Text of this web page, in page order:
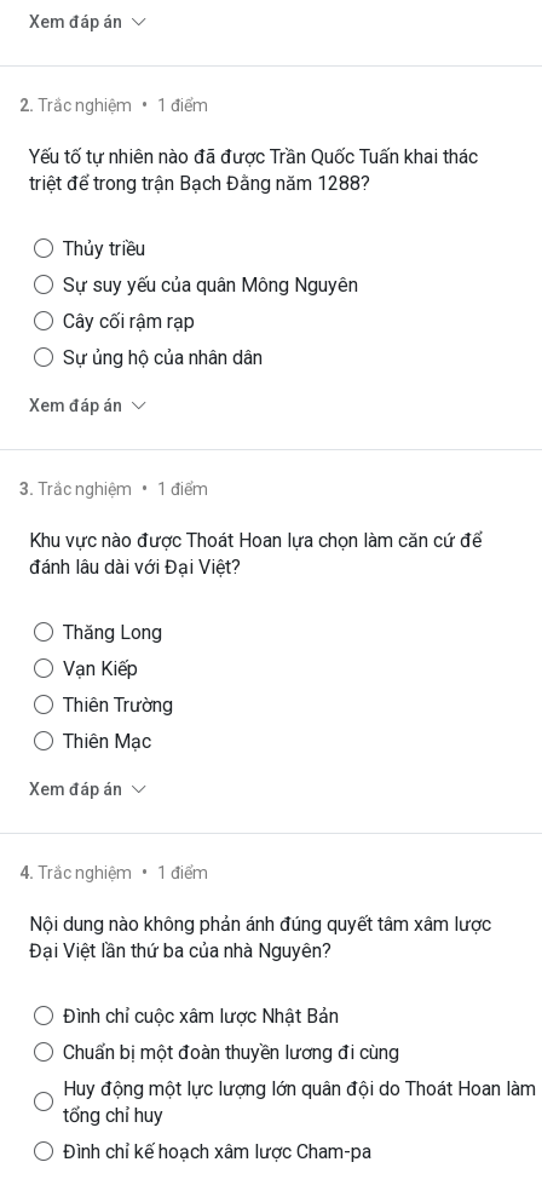
Xem đáp án
2. Trắc nghiệm • 1 điểm
Yếu tố tự nhiên nào đã được Trần Quốc Tuấn khai thác
triệt để trong trận Bạch Đằng năm 1288?
Thủy triều
Sự suy yếu của quân Mông Nguyên
Cây cối rậm rạp
Sự ủng hộ của nhân dân
Xem đáp án
3. Trắc nghiệm • 1 điểm
Khu vực nào được Thoát Hoan lựa chọn làm căn cứ để
đánh lâu dài với Đại Việt?
Thăng Long
Vạn Kiếp
Thiên Trường
Thiên Mạc
Xem đáp án
4. Trắc nghiệm • 1 điểm
Nội dung nào không phản ánh đúng quyết tâm xâm lược
Đại Việt lần thứ ba của nhà Nguyên?
Đình chỉ cuộc xâm lược Nhật Bản
Chuẩn bị một đoàn thuyền lương đi cùng
Huy động một lực lượng lớn quân đội do Thoát Hoan làm
tổng chỉ huy
Đình chỉ kế hoạch xâm lược Cham-pa